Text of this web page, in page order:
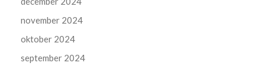
november 2024
oktober 2024
september 2024